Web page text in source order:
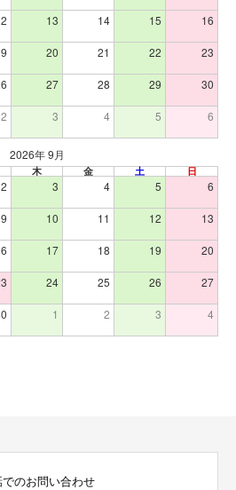
13 14 15 16
20 21 22 23
27 28 29 30
2 3 4 5 6
2026年 9月
木 金 土 日
2 3 4 5 6
9 10 11 12 13
17 18 19 20
24 25 26 27
1 2 3 4
でのお問い合わせ